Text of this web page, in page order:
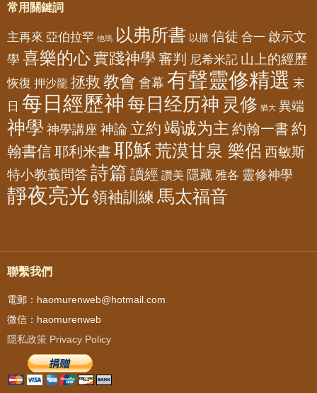
常用關鍵詞
主再來 亞伯拉罕 他瑪 以弗所書 以撒 信徒 合一 啟示文
學 喜樂的心實踐神學 審判 尼希米記 山上的經歷
恢復 押沙龍 拯救 教會 會幕 有聲靈修精選 末
日 每日經歷神 每日经历神 灵修 猶大 異端
神學 神學講座 神論 立約 竭诚为主 約翰一書 約
翰書信耶利米書 耶穌荒漠甘泉 樂侶 西敏斯
特小教義問答詩篇 讀經 讚美 隱藏 雅各 靈修神學
靜夜亮光 領袖訓練 馬太福音
聯繫我們
電郵：haomurenweb@hotmail.com
微信：haomurenweb
隱私政策 Privacy Policy